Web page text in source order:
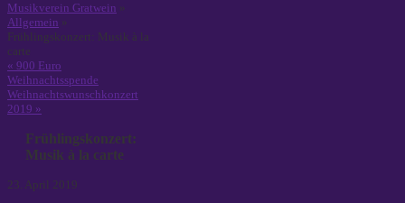
Musikverein Gratwein »
Allgemein »
Frühlingskonzert: Musik à la
carte
« 900 Euro
Weihnachtsspende
Weihnachtswunschkonzert
2019 »
Frühlingskonzert:
Musik à la carte
23. April 2019